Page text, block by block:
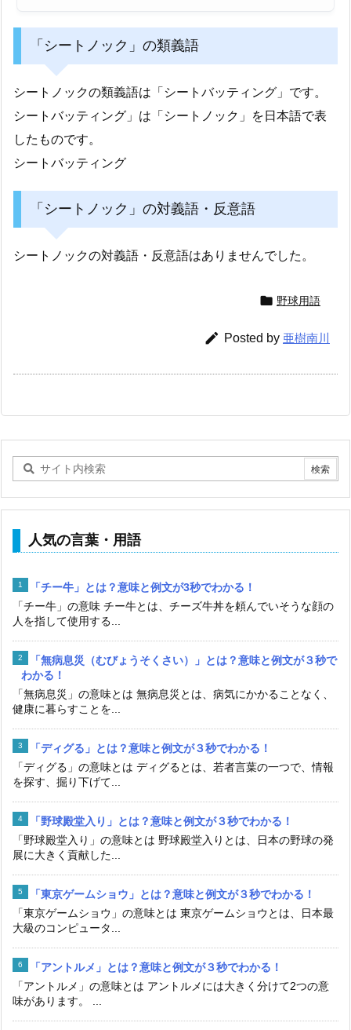
「シートノック」の類義語
シートノックの類義語は「シートバッティング」です。
シートバッティング」は「シートノック」を日本語で表
したものです。
シートバッティング
「シートノック」の対義語・反意語
シートノックの対義語・反意語はありませんでした。
 野球用語
 Posted by 亜樹南川
人気の言葉・用語
「チー牛」とは？意味と例文が3秒でわかる！
「チー牛」の意味 チー牛とは、チーズ牛丼を頼んでいそうな顔の
人を指して使用する...
「無病息災（むびょうそくさい）」とは？意味と例文が３秒で
わかる！
「無病息災」の意味とは 無病息災とは、病気にかかることなく、
健康に暮らすことを...
「ディグる」とは？意味と例文が３秒でわかる！
「ディグる」の意味とは ディグるとは、若者言葉の一つで、情報
を探す、掘り下げて...
「野球殿堂入り」とは？意味と例文が３秒でわかる！
「野球殿堂入り」の意味とは 野球殿堂入りとは、日本の野球の発
展に大きく貢献した...
「東京ゲームショウ」とは？意味と例文が３秒でわかる！
「東京ゲームショウ」の意味とは 東京ゲームショウとは、日本最
大級のコンピュータ...
「アントルメ」とは？意味と例文が３秒でわかる！
「アントルメ」の意味とは アントルメには大きく分けて2つの意
味があります。 ...